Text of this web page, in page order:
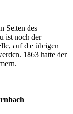
Seiten des
ist noch der
auf die übrigen
1863 hatte der